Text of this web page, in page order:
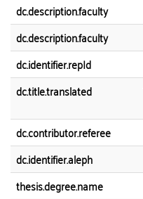
dc.description.faculty
dc.description.faculty
dc.identifier.repId
dc.title.translated
dc.contributor.referee
dc.identifier.aleph
thesis.degree.name